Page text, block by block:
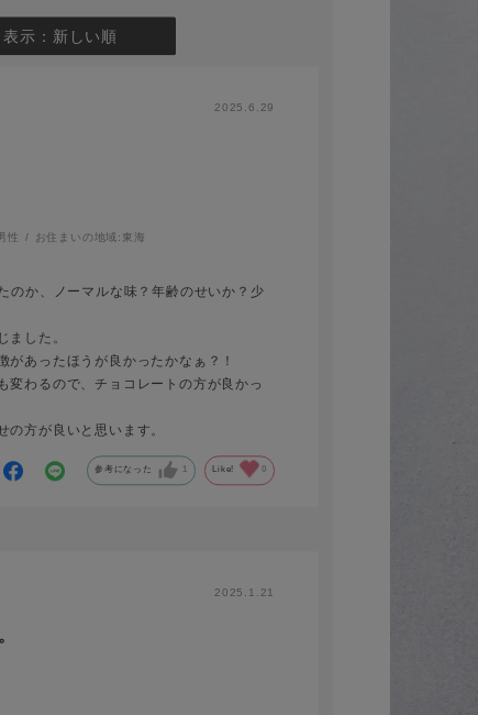
表示：新しい順
2025.6.29
性 お住まいの地域: 東海
のか、ノーマルな味？年齢のせいか？少
ました。
があったほうが良かったかなぁ？！
変わるので、チョコレートの方が良かっ
の方が良いと思います。
参考になった 1 Like! 0
2025.1.21